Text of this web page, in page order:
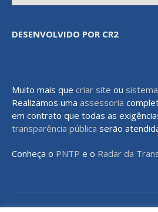
DESENVOLVIDO POR CR2
Muito mais que criar site ou
Realizamos uma assessoria
em contrato que todas as
transparência pública serão
Conheça o PNTP e o Radar da